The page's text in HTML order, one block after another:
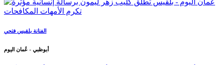
الفنانة بلقيس فتحي
أبوظبي - عُمان اليوم